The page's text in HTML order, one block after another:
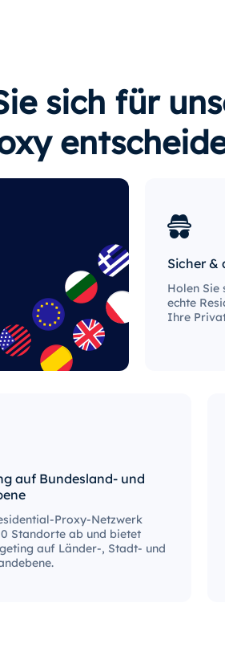
sich für
Sicher &
Holen Sie
echte
Ihre
auf Bundesland- und
Proxy-Netzwerk
Standorte ab und bietet
auf Länder-, Stadt- und